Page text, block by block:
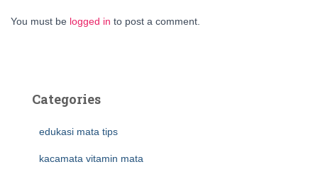
You must be logged in to post a comment.
Categories
edukasi mata tips
kacamata vitamin mata